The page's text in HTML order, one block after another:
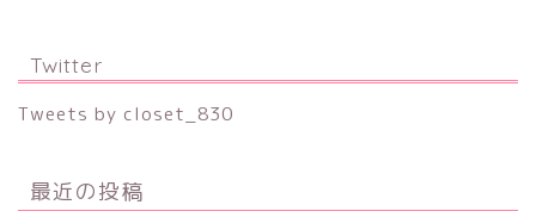
Twitter
Tweets by closet_830
最近の投稿